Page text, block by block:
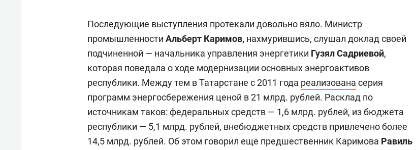
Последующие выступления протекали довольно вяло. Министр
промышленности Альберт Каримов, нахмурившись, слушал доклад своей
подчиненной — начальника управления энергетики Гузял Садриевой,
которая поведала о ходе модернизации основных энергоактивов
республики. Между тем в Татарстане с 2011 года реализована серия
программ энергосбережения ценой в 21 млрд. рублей. Расклад по
источникам таков: федеральных средств — 1,6 млрд. рублей, из бюджета
республики — 5,1 млрд. рублей, внебюджетных средств привлечено более
14,5 млрд. рублей. Об этом говорил еще предшественник Каримова Равиль